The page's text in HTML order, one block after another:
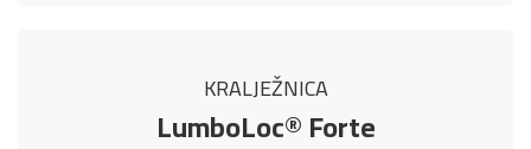
KRALJEŽNICA
LumboLoc® Forte